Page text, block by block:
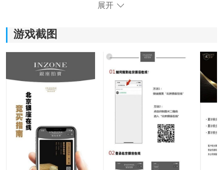
《北京银座拍卖》软件亮点：
*专业线上平台，深受收藏爱好者喜爱。
*所有产品经专家检验，绝对正品，用户可放心购买。
展开
游戏截图